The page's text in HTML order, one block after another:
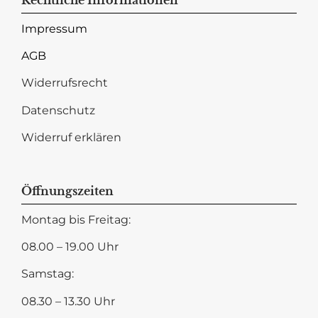
Impressum
AGB
Widerrufsrecht
Datenschutz
Widerruf erklären
Öffnungszeiten
Montag bis Freitag:
08.00 – 19.00 Uhr
Samstag:
08.30 – 13.30 Uhr